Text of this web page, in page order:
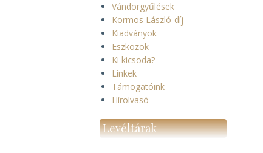
Vándorgyűlések
Kormos László-díj
Kiadványok
Eszközök
Ki kicsoda?
Linkek
Támogatóink
Hírolvasó
Levéltárak